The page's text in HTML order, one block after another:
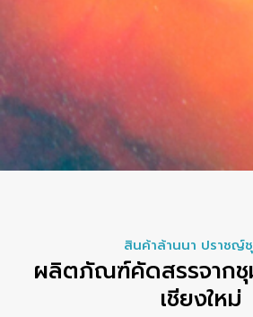
สินค้าล้านนา ปราชญ์
ผลิตภัณฑ์คัดสรรจาก
เชียงใหม่